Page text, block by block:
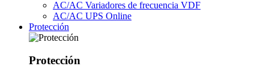
AC/AC Variadores de frecuencia VDF
AC/AC UPS Online
Protección
Protección